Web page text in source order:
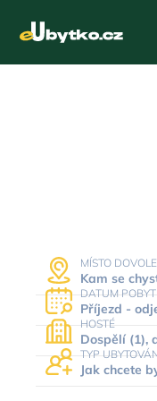
MÍSTO
Kam se
DATUM
Příjezd -
HOSTÉ
Dospělí (1),
TYP
Jak chcete